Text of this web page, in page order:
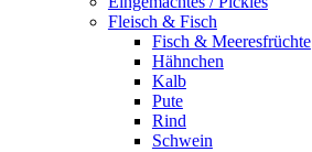
Fleisch & Fisch
Fisch & Meeresfrüchte
Hähnchen
Kalb
Pute
Rind
Schwein